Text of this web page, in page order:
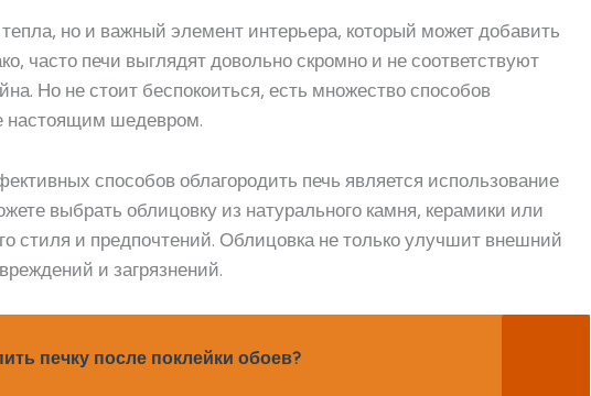
но и важный элемент интерьера, который может добавить
часто печи выглядят довольно скромно и не соответствуют
Но не стоит беспокоиться, есть множество способов
настоящим шедевром.
способов облагородить печь является использование
выбрать облицовку из натурального камня, керамики или
стиля и предпочтений. Облицовка не только улучшит внешний
и загрязнений.
печку после поклейки обоев?